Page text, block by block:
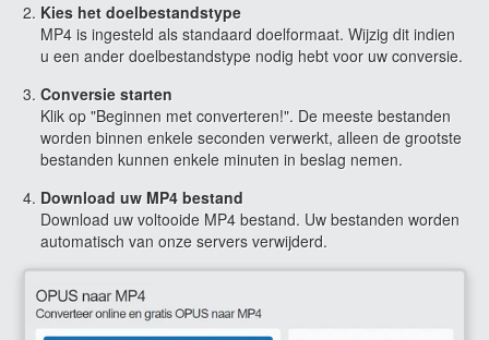
Kies het doelbestandstype
MP4 is ingesteld als standaard doelformaat. Wijzig dit indien
u een ander doelbestandstype nodig hebt voor uw conversie.
Conversie starten
Klik op "Beginnen met converteren!". De meeste bestanden
worden binnen enkele seconden verwerkt, alleen de grootste
bestanden kunnen enkele minuten in beslag nemen.
Download uw MP4 bestand
Download uw voltooide MP4 bestand. Uw bestanden worden
automatisch van onze servers verwijderd.